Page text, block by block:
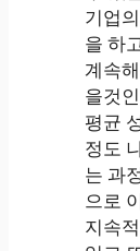
기업
을 하
계속
을것
평균
정도
는 과
으로
지속